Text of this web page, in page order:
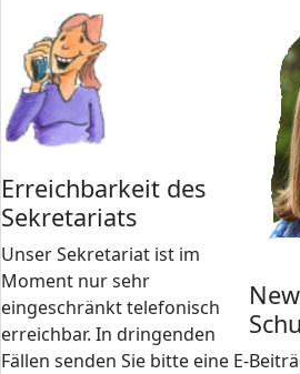
Erreichbarkeit des
Sekretariats
Unser Sekretariat ist im
Moment nur sehr
eingeschränkt telefonisch
erreichbar. In dringenden
Fällen senden Sie bitte eine E-